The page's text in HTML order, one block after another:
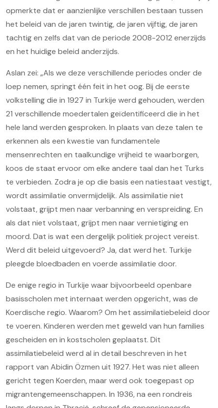
opmerkte dat er aanzienlijke verschillen bestaan tussen
het beleid van de jaren twintig, de jaren vijftig, de jaren
tachtig en zelfs dat van de periode 2008-2012 enerzijds
en het huidige beleid anderzijds.
Aslan zei: „Als we deze verschillende periodes onder de
loep nemen, springt één feit in het oog. Bij de eerste
volkstelling die in 1927 in Turkije werd gehouden, werden
21 verschillende moedertalen geïdentificeerd die in het
hele land werden gesproken. In plaats van deze talen te
erkennen als een kwestie van fundamentele
mensenrechten en taalkundige vrijheid te waarborgen,
koos de staat ervoor om elke andere taal dan het Turks
te verbieden. Zodra je op die basis een natiestaat vestigt,
wordt assimilatie onvermijdelijk. Als assimilatie niet
volstaat, grijpt men naar verbanning en verspreiding. En
als dat niet volstaat, grijpt men naar vernietiging en
moord. Dat is wat een dergelijk politiek project vereist.
Werd dit beleid uitgevoerd? Ja, dat werd het. Turkije
pleegde bloedbaden en voerde assimilatie door.
De enige regio in Turkije waar bijvoorbeeld openbare
basisscholen met internaat werden opgericht, was de
Koerdische regio. Waarom? Om het assimilatiebeleid door
te voeren. Kinderen werden met geweld van hun families
gescheiden en in kostscholen geplaatst. Dit
assimilatiebeleid werd al in detail beschreven in het
rapport van Abidin Özmen uit 1927. Het was niet alleen
gericht tegen Koerden, maar werd ook toegepast op
migrantengemeenschappen. In 1936, na een rondreis